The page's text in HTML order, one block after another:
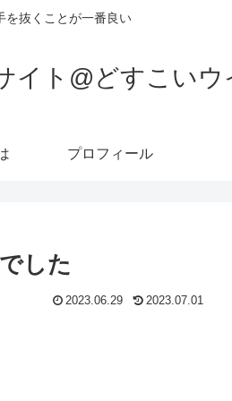
を抜くことが一番良い
イト@どすこいウ
プロフィール
した
2023.06.29 2023.07.01